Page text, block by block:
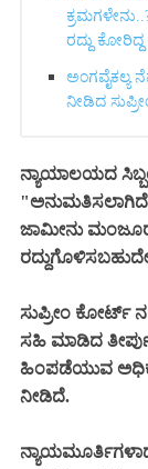
ರದ್ದು
ಅಂಗವೈಕಲ್ಯ
ನೀಡಿದ
ನ್ಯಾಯಾಲಯದ
"ಅನುಮತಿಸಲಾಗಿದೆ"
ಜಾಮೀನು
ಸುಪ್ರೀಂ ಕೋರ್ಟ್
ಸಹಿ ಮಾಡಿದ
ಹಿಂಪಡೆಯುವ
ನೀಡಿದೆ.